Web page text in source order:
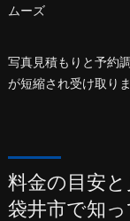
ムーズ
写真見積もりと予約
が短縮され受け取り
料金の目安
袋井市で知っ